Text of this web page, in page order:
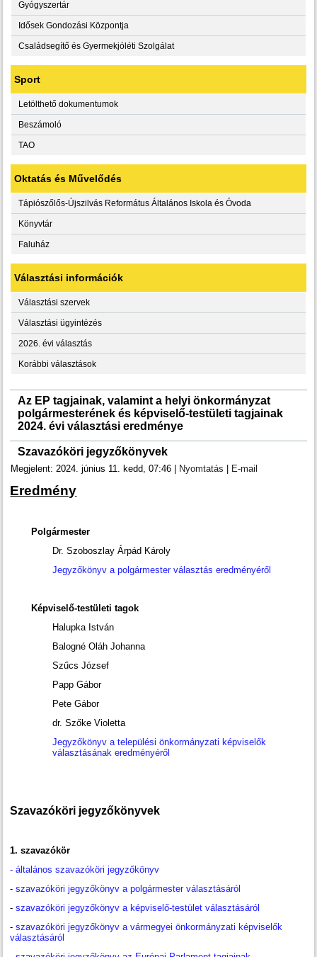
Gyógyszertár
Idősek Gondozási Központja
Családsegítő és Gyermekjóléti Szolgálat
Sport
Letölthető dokumentumok
Beszámoló
TAO
Oktatás és Művelődés
Tápiószőlős-Újszilvás Református Általános Iskola és Óvoda
Könyvtár
Faluház
Választási információk
Választási szervek
Választási ügyintézés
2026. évi választás
Korábbi választások
Az EP tagjainak, valamint a helyi önkormányzat
polgármesterének és képviselő-testületi tagjainak
2024. évi választási eredménye
Szavazóköri jegyzőkönyvek
Megjelent: 2024. június 11. kedd, 07:46 Nyomtatás E-mail
Eredmény
Polgármester
Dr. Szoboszlay Árpád Károly
Jegyzőkönyv a polgármester választás eredményéről
Képviselő-testületi tagok
Halupka István
Balogné Oláh Johanna
Szűcs József
Papp Gábor
Pete Gábor
dr. Szőke Violetta
Jegyzőkönyv a települési önkormányzati képviselők
választásának eredményéről
Szavazóköri jegyzőkönyvek
1. szavazókör
- általános szavazóköri jegyzőkönyv
-szavazóköri jegyzőkönyv a polgármester választásáról
-szavazóköri jegyzőkönyv a képviselő-testület választásáról
-szavazóköri jegyzőkönyv a vármegyei önkormányzati képviselők
választásáról